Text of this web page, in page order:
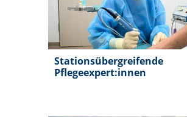
Stationsübergreifende
Pflegeexpert:innen